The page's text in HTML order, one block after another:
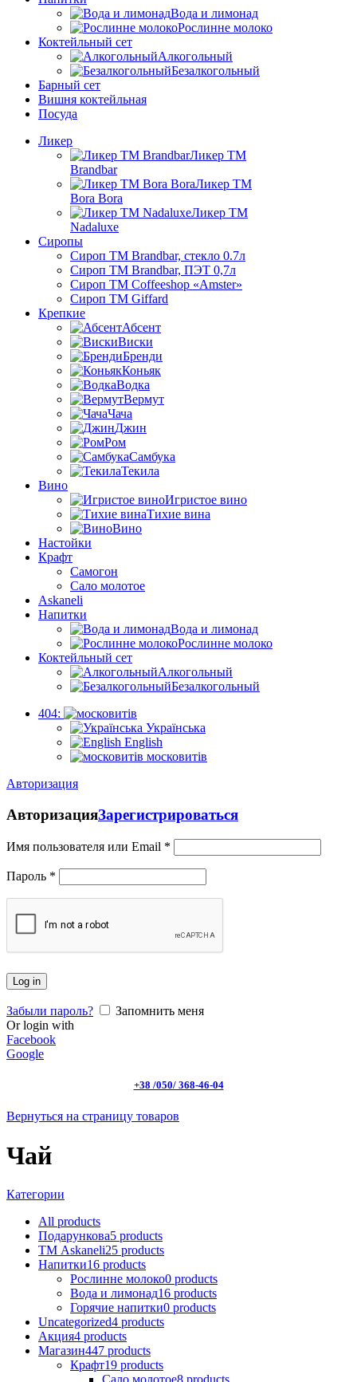
Вода и лимонад
Рослинне молоко
Коктейльный сет
Алкогольный
Безалкогольный
Барный сет
Вишня коктейльная
Посуда
Ликер
Ликер ТМ
Brandbar
Ликер ТМ
Bora Bora
Ликер ТМ
Nadaluxe
Сиропы
Сироп TM Brandbar, стекло 0.7л
Сироп TM Brandbar, ПЭТ 0,7л
Сироп TM Coffeeshop «Amster»
Сироп TM Giffard
Крепкие
Абсент
Виски
Бренди
Коньяк
Водка
Вермут
Чача
Джин
Ром
Самбука
Текила
Вино
Игристое вино
Тихие вина
Вино
Настойки
Крафт
Самогон
Сало молотое
Askaneli
Напитки
Вода и лимонад
Рослинне молоко
Коктейльный сет
Алкогольный
Безалкогольный
404:
Українська
English
московитів
Авторизация
АвторизацияЗарегистрироваться
Имя пользователя или Email *
Пароль *
Log in
Забыли пароль?
Запомнить меня
Or login with
Facebook
Google
+38 /050/ 368-46-04
Вернуться на страницу товаров
Чай
Категории
All products
Подарункова5 products
ТМ Askaneli25 products
Напитки16 products
Рослинне молоко0 products
Вода и лимонад16 products
Горячие напитки0 products
Uncategorized4 products
Акция4 products
Магазин447 products
Крафт19 products
Сало молотое8 products